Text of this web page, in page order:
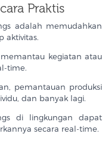
Praktis
adalah memudahkan
aktivitas.
kegiatan atau
time.
pemantauan produksi
dan banyak lagi.
di lingkungan dapat
secara real-time.